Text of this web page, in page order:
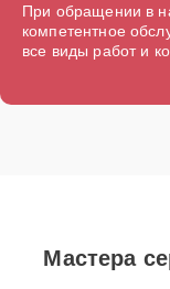
При обращении в
компетентное
все виды работ и
Мастера